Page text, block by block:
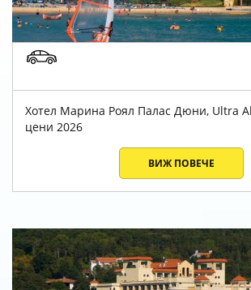
Хотел Марина Роял Палас Дюни, Ultra
цени 2026
ВИЖ ПОВЕЧЕ